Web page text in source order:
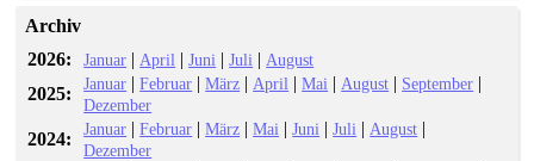
Archiv
2026:
Januar | April |Juni |Juli | August
2025: Januar |Februar |März | April |Mai | August | September |
Dezember
2024: Januar |Februar |März |Mai |Juni |Juli | August |
Dezember